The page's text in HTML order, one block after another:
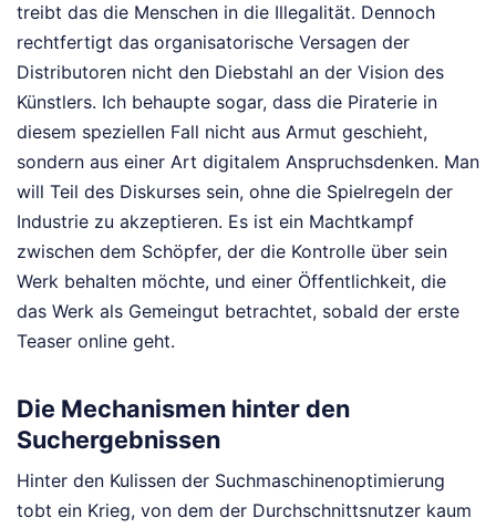
treibt das die Menschen in die Illegalität. Dennoch
rechtfertigt das organisatorische Versagen der
Distributoren nicht den Diebstahl an der Vision des
Künstlers. Ich behaupte sogar, dass die Piraterie in
diesem speziellen Fall nicht aus Armut geschieht,
sondern aus einer Art digitalem Anspruchsdenken. Man
will Teil des Diskurses sein, ohne die Spielregeln der
Industrie zu akzeptieren. Es ist ein Machtkampf
zwischen dem Schöpfer, der die Kontrolle über sein
Werk behalten möchte, und einer Öffentlichkeit, die
das Werk als Gemeingut betrachtet, sobald der erste
Teaser online geht.
Die Mechanismen hinter den
Suchergebnissen
Hinter den Kulissen der Suchmaschinenoptimierung
tobt ein Krieg, von dem der Durchschnittsnutzer kaum